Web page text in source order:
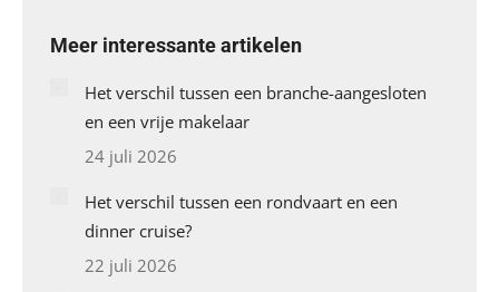
Meer interessante artikelen
Het verschil tussen een branche-aangesloten
en een vrije makelaar
24 juli 2026
Het verschil tussen een rondvaart en een
dinner cruise?
22 juli 2026